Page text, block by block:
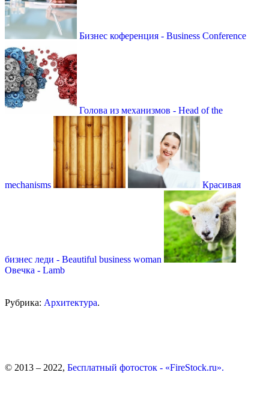
Бизнес коференция - Business Conference
Голова из механизмов - Head of the
mechanisms Красивая
бизнес леди - Beautiful business woman
Овечка - Lamb
Рубрика: Архитектура.
© 2013 – 2022, Бесплатный фотосток - «FireStock.ru».